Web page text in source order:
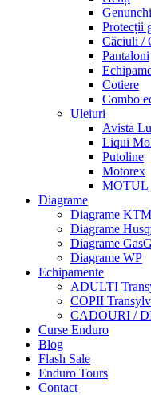
Protecții
Căciuli /
Pantaloni
Cotiere
Combo
Uleiuri
Avista
Liqui
Putoline
Motorex
MOTUL
Diagrame
Diagrame KTM
Diagrame
Diagrame
Diagrame WP
Echipamente
ADULTI
COPII
CADOURI /
Curse Enduro
Blog
Flash Sale
Enduro Tours
Contact